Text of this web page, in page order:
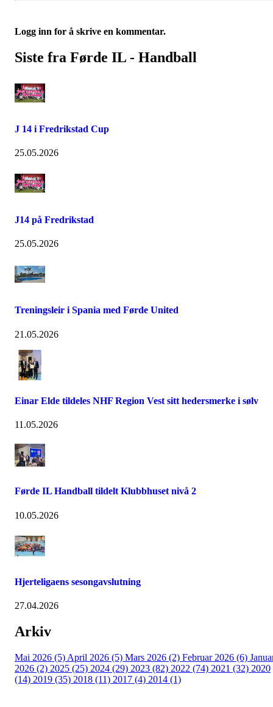
Logg inn for å skrive en kommentar.
Siste fra Førde IL - Handball
J 14 i Fredrikstad Cup
25.05.2026
J14 på Fredrikstad
25.05.2026
Treningsleir i Spania med Førde United
21.05.2026
Einar Elde tildeles NHF Region Vest sitt hedersmerke i sølv
11.05.2026
Førde IL Handball tildelt Klubbhuset nivå 2
10.05.2026
Hjerteligaens sesongavslutning
27.04.2026
Arkiv
Mai 2026 (5) April 2026 (5) Mars 2026 (2) Februar 2026 (6)
2026 (2) 2025 (25) 2024 (29) 2023 (82) 2022 (74) 2021 (32) 2020
(14) 2019 (35) 2018 (11) 2017 (4) 2014 (1)